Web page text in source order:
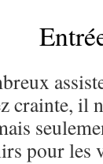
crainte, il
pour les